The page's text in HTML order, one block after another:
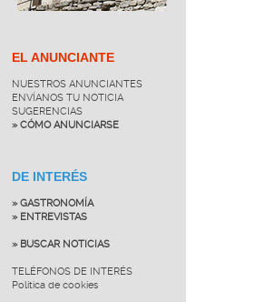
EL ANUNCIANTE
NUESTROS ANUNCIANTES
ENVÍANOS TU NOTICIA
SUGERENCIAS
» CÓMO ANUNCIARSE
DE INTERÉS
» GASTRONOMÍA
» ENTREVISTAS
» BUSCAR NOTICIAS
TELÉFONOS DE INTERÉS
Política de cookies